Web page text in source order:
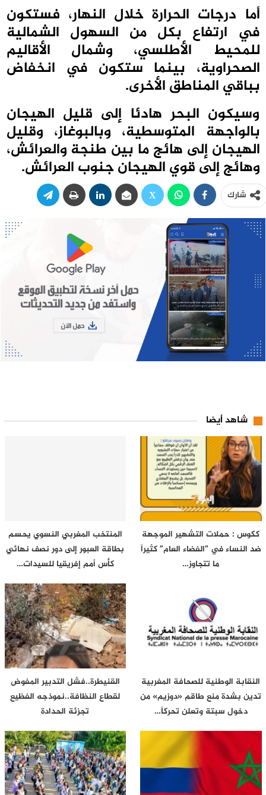
أما درجات الحرارة خلال النهار، فستكون
في ارتفاع بكل من السهول الشمالية
للمحيط الأطلسي، وشمال الأقاليم
الصحراوية، بينما ستكون في انخفاض
بباقي المناطق الأخرى.
وسيكون البحر هادئا إلى قليل الهيجان
بالواجهة المتوسطية، وبالبوغاز، وقليل
الهيجان إلى هائج ما بين طنجة والعرائش،
وهائج إلى قوي الهيجان جنوب العرائش.
شارك
شاهد أيضا
ككوس : حملات التشهير الموجهة
ضد النساء في ”الفضاء العام” كثيراً
ما تتجاوز…
المنتخب المغربي النسوي يحسم
بطاقة العبور إلى دور نصف نهائي
كأس أمم إفريقيا للسيدات…
النقابة الوطنية للصحافة المغربية
تدين بشدة منع طاقم «دوزيم» من
دخول سبتة وتعلن تحركاً…
القنيطرة..فشل التدبير المفوض
لقطاع النظافة..نموذجه الفظيع
تجزئة الحدادة